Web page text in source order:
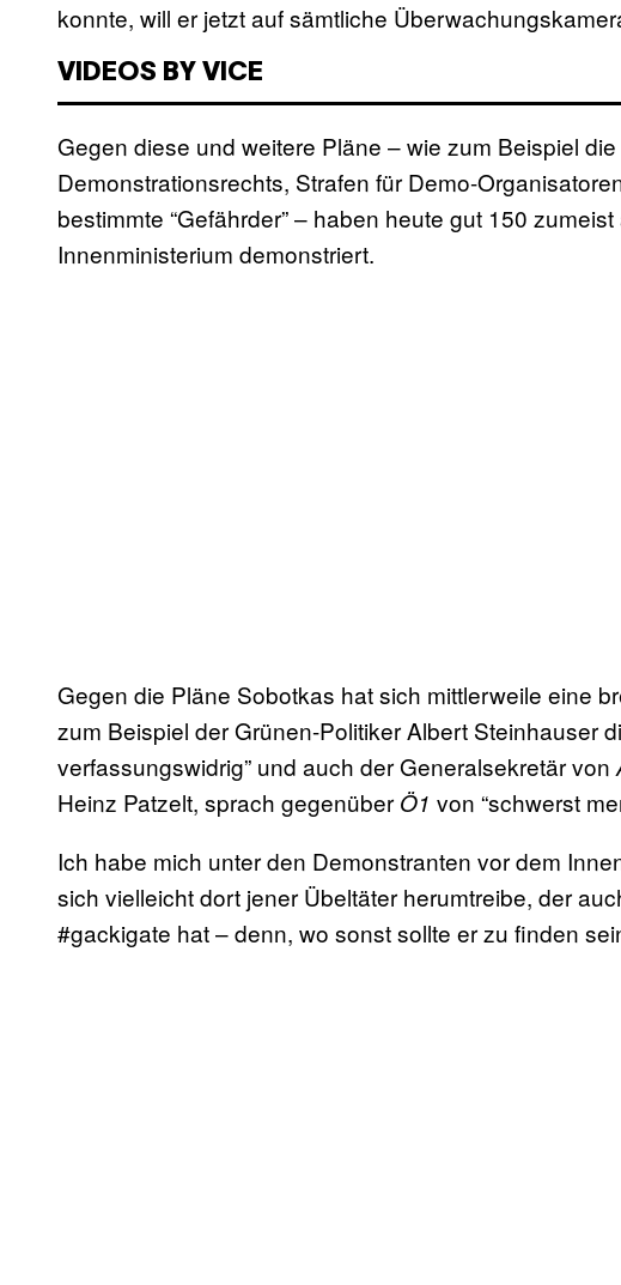
konnte, will er jetzt auf sämtliche
VIDEOS BY VICE
Gegen diese und weitere Pläne – wie zum Beispiel
Demonstrationsrechts, Strafen für Demo-
bestimmte “Gefährder” – haben heute gut 150
Innenministerium demonstriert.
Gegen die Pläne Sobotkas hat sich mittlerweile eine
zum Beispiel der Grünen-Politiker Albert Steinhauser
verfassungswidrig” und auch der Generalsekretär von
Heinz Patzelt, sprach gegenüber Ö1 von “schwerst
Ich habe mich unter den Demonstranten vor dem
sich vielleicht dort jener Übeltäter herumtreibe, der
#gackigate hat – denn, wo sonst sollte er zu finden